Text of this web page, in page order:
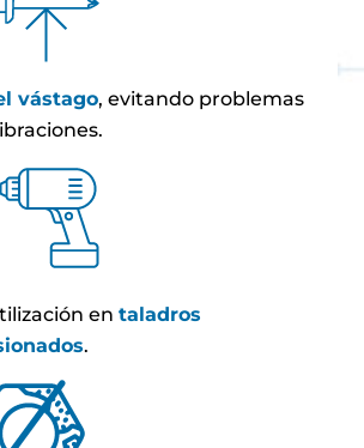
vástago, evitando problemas
entaladros
.